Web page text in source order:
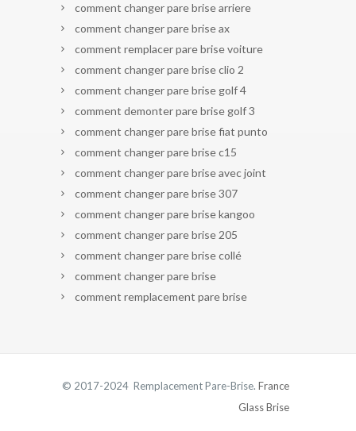
comment changer pare brise arriere
comment changer pare brise ax
comment remplacer pare brise voiture
comment changer pare brise clio 2
comment changer pare brise golf 4
comment demonter pare brise golf 3
comment changer pare brise fiat punto
comment changer pare brise c15
comment changer pare brise avec joint
comment changer pare brise 307
comment changer pare brise kangoo
comment changer pare brise 205
comment changer pare brise collé
comment changer pare brise
comment remplacement pare brise
© 2017-2024 Remplacement Pare-Brise. France
Glass Brise